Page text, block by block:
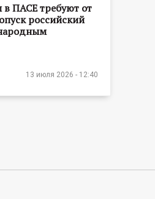
ПАСЕ требуют от
российский
13 июля 2026 - 12:40